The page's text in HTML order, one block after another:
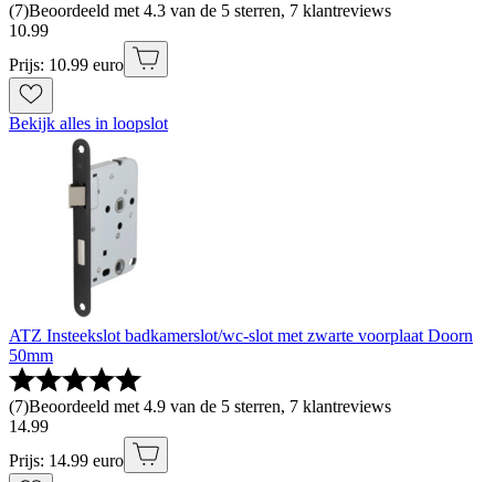
(7)Beoordeeld met 4.3 van de 5 sterren, 7 klantreviews
10.99
Prijs: 10.99 euro
Bekijk alles in loopslot
ATZ Insteekslot badkamerslot/wc-slot met zwarte voorplaat Doorn
50mm
(7)Beoordeeld met 4.9 van de 5 sterren, 7 klantreviews
14.99
Prijs: 14.99 euro